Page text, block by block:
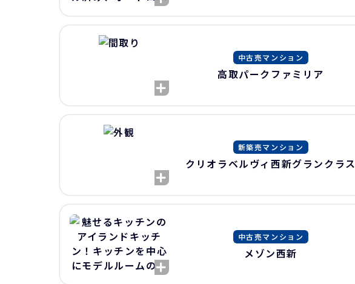
中古売マンション
高取パークファミリア
新築売マンション
クリオラベルヴィ西新グランクラス
中古売マンション
メゾン西新